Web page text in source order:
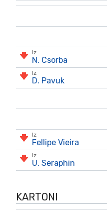
Iz
N. Csorba
Iz
D. Pavuk
Iz
Fellipe Vieira
Iz
U. Seraphin
KARTONI